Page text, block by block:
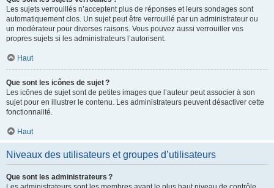
Les sujets verrouillés n’acceptent plus de réponses et leurs sondages sont
automatiquement clos. Un sujet peut être verrouillé par un administrateur ou
un modérateur pour diverses raisons. Vous pouvez aussi verrouiller vos
propres sujets si les administrateurs l’autorisent.
Haut
Que sont les icônes de sujet ?
Les icônes de sujet sont de petites images que l’auteur peut associer à son
sujet pour en illustrer le contenu. Les administrateurs peuvent désactiver cette
fonctionnalité.
Haut
Niveaux des utilisateurs et groupes d’utilisateurs
Que sont les administrateurs ?